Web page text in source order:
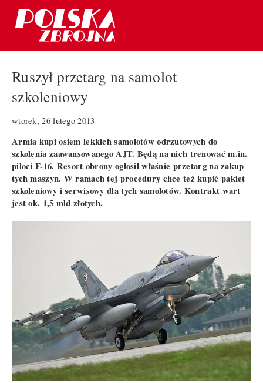
Ruszył przetarg na samolot
szkoleniowy
wtorek, 26 lutego 2013
Armia kupi osiem lekkich samolotów odrzutowych do
szkolenia zaawansowanego AJT. Będą na nich trenować m.in.
piloci F-16. Resort obrony ogłosił właśnie przetarg na zakup
tych maszyn. W ramach tej procedury chce też kupić pakiet
szkoleniowy i serwisowy dla tych samolotów. Kontrakt wart
jest ok. 1,5 mld złotych.